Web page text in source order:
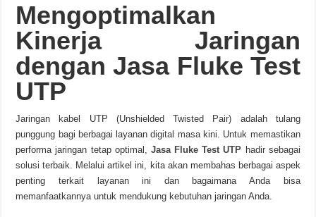
Mengoptimalkan
Kinerja Jaringan
dengan Jasa Fluke Test
UTP
Jaringan kabel UTP (Unshielded Twisted Pair) adalah tulang
punggung bagi berbagai layanan digital masa kini. Untuk memastikan
performa jaringan tetap optimal, Jasa Fluke Test UTP hadir sebagai
solusi terbaik. Melalui artikel ini, kita akan membahas berbagai aspek
penting terkait layanan ini dan bagaimana Anda bisa
memanfaatkannya untuk mendukung kebutuhan jaringan Anda.